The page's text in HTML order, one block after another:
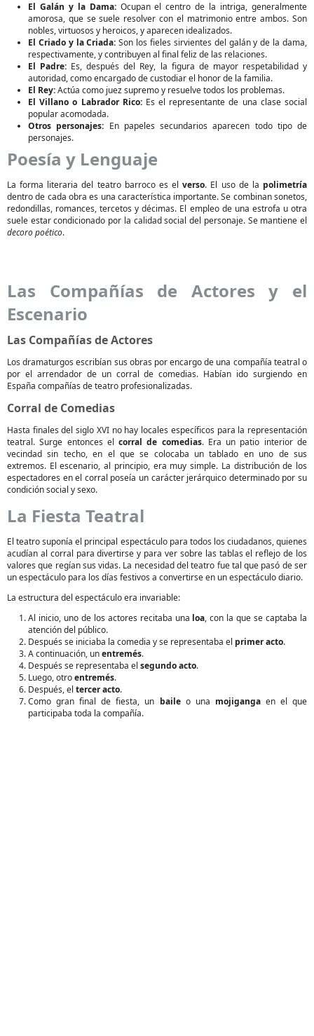
El Galán y la Dama:Ocupan el centro de la intriga, generalmente
amorosa, que se suele resolver con el matrimonio entre ambos. Son
nobles, virtuosos y heroicos, y aparecen idealizados.
El Criado y la Criada: Son los fieles sirvientes del galán y de la dama,
respectivamente, y contribuyen al final feliz de las relaciones.
El Padre: Es, después del Rey, la figura de mayor respetabilidad y
autoridad, como encargado de custodiar el honor de la familia.
El Rey:Actúa como juez supremo y resuelve todos los problemas.
El Villano o Labrador Rico:Es el representante de una clase social
popular acomodada.
Otros personajes: En papeles secundarios aparecen todo tipo de
personajes.
Poesía y Lenguaje
La forma literaria del teatro barroco es elverso. El uso de la polimetría
dentro de cada obra es una característica importante. Se combinan sonetos,
redondillas, romances, tercetos y décimas. El empleo de una estrofa u otra
suele estar condicionado por la calidad social del personaje. Se mantiene el
decoro poético.
Las Compañías de Actores y el
Escenario
Las Compañías de Actores
Los dramaturgos escribían sus obras por encargo de una compañía teatral o
por el arrendador de un corral de comedias. Habían ido surgiendo en
España compañías de teatro profesionalizadas.
Corral de Comedias
Hasta finales del siglo XVI no hay locales específicos para la representación
teatral. Surge entonces elcorral de comedias. Era un patio interior de
vecindad sin techo, en el que se colocaba un tablado en uno de sus
extremos. El escenario, al principio, era muy simple. La distribución de los
espectadores en el corral poseía un carácter jerárquico determinado por su
condición social y sexo.
La Fiesta Teatral
El teatro suponía el principal espectáculo para todos los ciudadanos, quienes
acudían al corral para divertirse y para ver sobre las tablas el reflejo de los
valores que regían sus vidas. La necesidad del teatro fue tal que pasó de ser
un espectáculo para los días festivos a convertirse en un espectáculo diario.
La estructura del espectáculo era invariable:
Al inicio, uno de los actores recitaba una loa, con la que se captaba la
atención del público.
Después se iniciaba la comedia y se representaba el primer acto.
A continuación, unentremés.
Después se representaba el segundo acto.
Luego, otroentremés.
Después, el tercer acto.
Como gran final de fiesta, un baileo una mojigangaen el que
participaba toda la compañía.